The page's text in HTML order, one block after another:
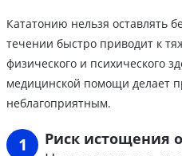
Кататонию нельзя оставлять
течении быстро приводит к
физического и психического
медицинской помощи делает
неблагоприятным.
Риск истощения